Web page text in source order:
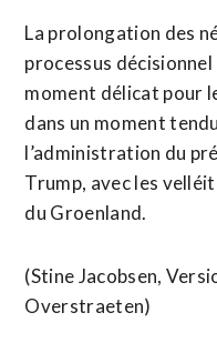
La prolongation des
processus
moment délicat pour
dans un moment
l’administration du
Trump, avec les
du Groenland.
(Stine Jacobsen,
Overstraeten)